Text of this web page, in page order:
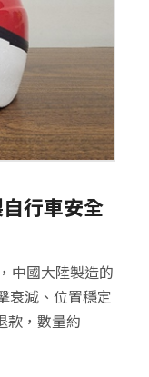
行車安全
中國大陸製造的
衰減、位置穩定
款，數量約